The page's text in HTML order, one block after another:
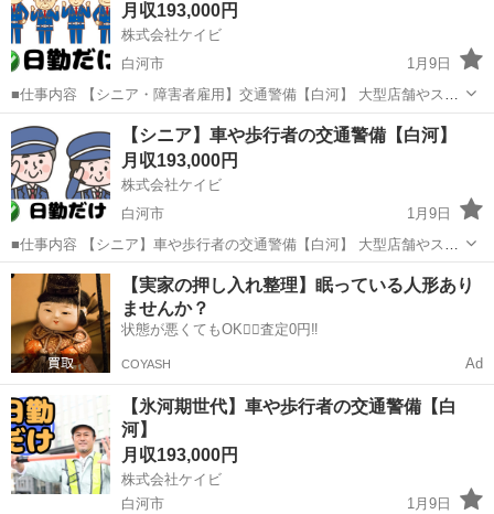
でも、きちんと教育指導を行...
月収193,000円
株式会社ケイビ
白河市
1月9日
■仕事内容 【シニア・障害者雇用】交通警備【白河】 大型店舗やスー
パーなどの駐車場における警備業務、工事現場等での交通誘導をお任
せします。 立ち仕事ではありますが、力を使う仕事はありません。年
齢を問わず活躍できる環...
福島 障害者雇用
【シニア】車や歩行者の交通警備【白河】
月収193,000円
株式会社ケイビ
白河市
1月9日
■仕事内容 【シニア】車や歩行者の交通警備【白河】 大型店舗やスー
パーなどの駐車場における警備業務、工事現場等での交通誘導をお任
せします。 立ち仕事ではありますが、力を使う仕事はありません。年
齢を問わず活躍できる環...
福島 白河市 警備員 未経験
【実家の押し入れ整理】眠っている人形あり
ませんか？
状態が悪くてもOK🙆‍♀️査定0円‼️
COYASH Ad
【氷河期世代】車や歩行者の交通警備【白
河】
月収193,000円
株式会社ケイビ
白河市
1月9日